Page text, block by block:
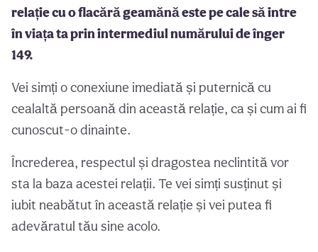
relație cu o flacără geamănă este pe cale să intre
în viața ta prin intermediul numărului de înger
149.
Vei simți o conexiune imediată și puternică cu
cealaltă persoană din această relație, ca și cum ai fi
cunoscut-o dinainte.
Încrederea, respectul și dragostea neclintită vor
sta la baza acestei relații. Te vei simți susținut și
iubit neabătut în această relație și vei putea fi
adevăratul tău sine acolo.